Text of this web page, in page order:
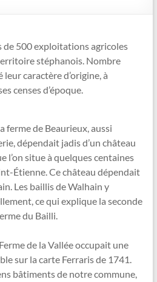
de 500 exploitations agricoles
stéphanois. Nombre
caractère d’origine, à
censes d’époque.
ferme de Beaurieux, aussi
dépendait jadis d’un château
l’on situe à quelques centaines
Étienne. Ce château dépendait
Les baillis de Walhain y
ce qui explique la seconde
du Bailli.
de la Vallée occupait une
sur la carte Ferraris de 1741.
bâtiments de notre commune,